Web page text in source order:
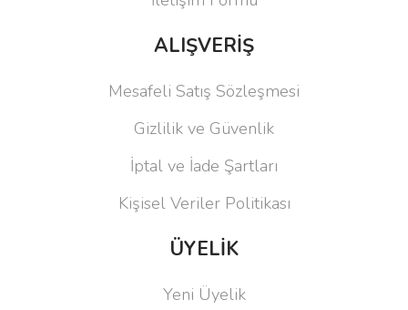
ALIŞVERİŞ
Mesafeli Satış Sözleşmesi
Gizlilik ve Güvenlik
İptal ve İade Şartları
Kişisel Veriler Politikası
ÜYELİK
Yeni Üyelik